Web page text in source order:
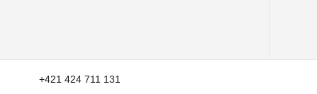
+421 424 711 131